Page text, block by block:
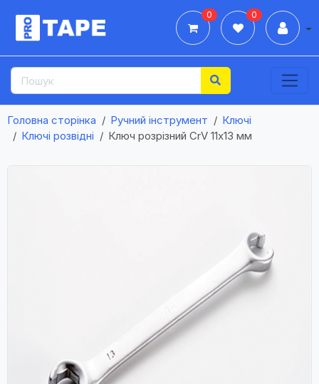
0 0
Головна сторінка Ручний інструмент
Ключі
Ключі розвідні
Ключ розрізний CrV 11x13 мм